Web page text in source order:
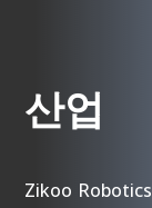
산업
Zikoo Robotics